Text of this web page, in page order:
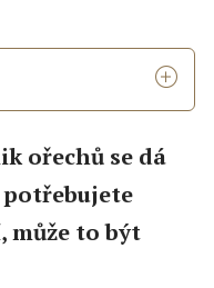
ořechů se dá
může to být